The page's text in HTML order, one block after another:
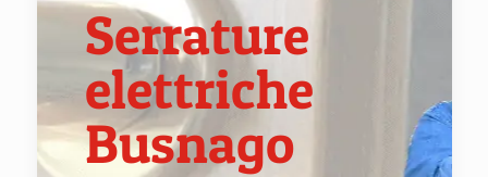
Serrature
elettriche
Busnago